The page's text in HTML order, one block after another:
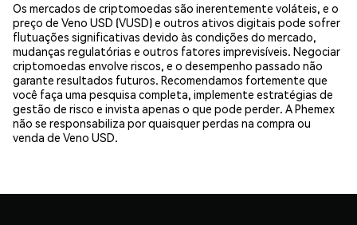
Os mercados de criptomoedas são inerentemente voláteis, e o
preço de Veno USD (VUSD) e outros ativos digitais pode sofrer
flutuações significativas devido às condições do mercado,
mudanças regulatórias e outros fatores imprevisíveis. Negociar
criptomoedas envolve riscos, e o desempenho passado não
garante resultados futuros. Recomendamos fortemente que
você faça uma pesquisa completa, implemente estratégias de
gestão de risco e invista apenas o que pode perder. A Phemex
não se responsabiliza por quaisquer perdas na compra ou
venda de Veno USD.